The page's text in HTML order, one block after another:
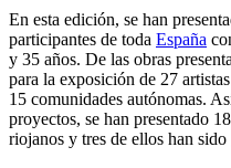
En esta edición, se han
participantes de toda España
y 35 años. De las obras
para la exposición de 27
15 comunidades autónomas.
proyectos, se han presentado
riojanos y tres de ellos han sido